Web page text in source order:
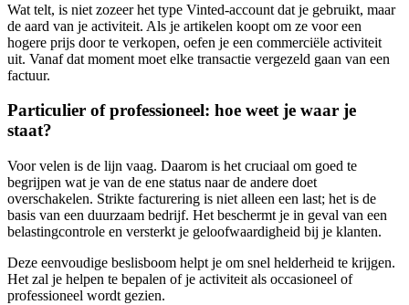
Wat telt, is niet zozeer het type Vinted-account dat je gebruikt, maar
de aard van je activiteit. Als je artikelen koopt om ze voor een
hogere prijs door te verkopen, oefen je een commerciële activiteit
uit. Vanaf dat moment moet elke transactie vergezeld gaan van een
factuur.
Particulier of professioneel: hoe weet je waar je
staat?
Voor velen is de lijn vaag. Daarom is het cruciaal om goed te
begrijpen wat je van de ene status naar de andere doet
overschakelen. Strikte facturering is niet alleen een last; het is de
basis van een duurzaam bedrijf. Het beschermt je in geval van een
belastingcontrole en versterkt je geloofwaardigheid bij je klanten.
Deze eenvoudige beslisboom helpt je om snel helderheid te krijgen.
Het zal je helpen te bepalen of je activiteit als occasioneel of
professioneel wordt gezien.